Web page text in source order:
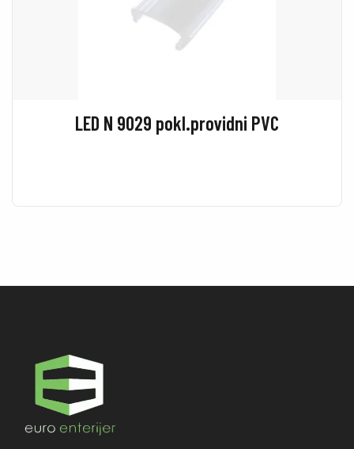
LED N 9029 pokl.providni PVC